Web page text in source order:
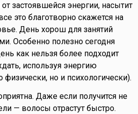
застоявшейся энергии, насытит
это благотворно скажется на
День хорош для занятий
Особенно полезно сегодня
как нельзя более подходит
используя энергию
физически, но и психологически).
Даже если получится не
— волосы отрастут быстро.